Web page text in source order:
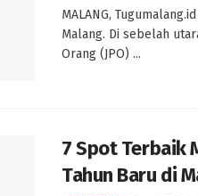
MALANG,
Malang. Di sebelah
Orang (JPO) ...
7 Spot Terbaik
Tahun Baru di